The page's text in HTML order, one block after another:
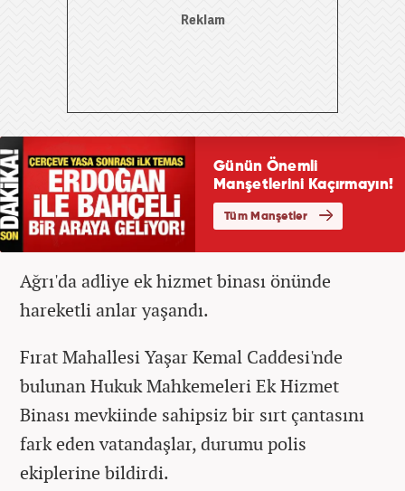
Ağrı'da adliye ek hizmet binası önünde
hareketli anlar yaşandı.
Fırat Mahallesi Yaşar Kemal Caddesi'nde
bulunan Hukuk Mahkemeleri Ek Hizmet
Binası mevkiinde sahipsiz bir sırt çantasını
fark eden vatandaşlar, durumu polis
ekiplerine bildirdi.